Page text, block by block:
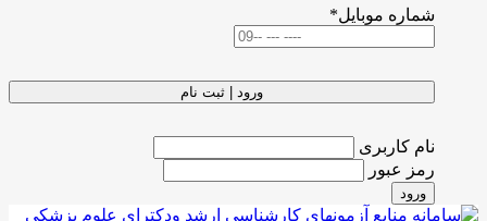
شماره موبایل*
ورود | ثبت نام
نام کاربری
رمز عبور
ورود